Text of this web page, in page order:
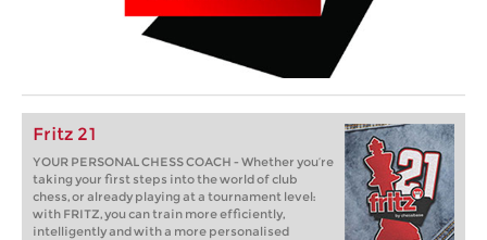
Fritz 21
YOUR PERSONAL CHESS COACH - Whether you’re
taking your first steps into the world of club
chess, or already playing at a tournament level:
with FRITZ, you can train more efficiently,
intelligently and with a more personalised